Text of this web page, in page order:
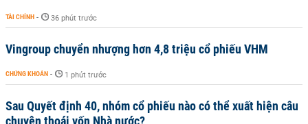
TÀI CHÍNH - 36 phút trước
Vingroup chuyển nhượng hơn 4,8 triệu cổ phiếu VHM
CHỨNG KHOÁN - 1 phút trước
Sau Quyết định 40, nhóm cổ phiếu nào có thể xuất hiện câu
chuyện thoái vốn Nhà nước?